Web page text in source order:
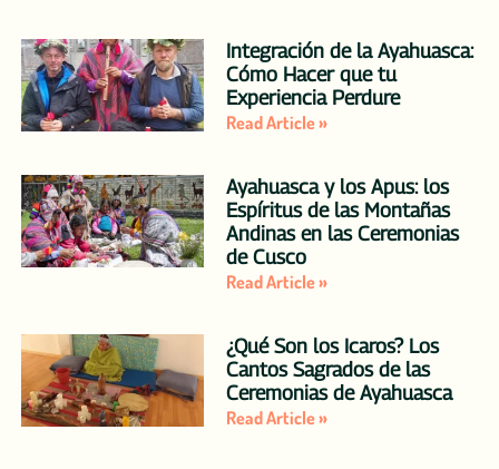
Integración de la Ayahuasca:
Cómo Hacer que tu
Experiencia Perdure
Read Article »
Ayahuasca y los Apus: los
Espíritus de las Montañas
Andinas en las Ceremonias
de Cusco
Read Article »
¿Qué Son los Icaros? Los
Cantos Sagrados de las
Ceremonias de Ayahuasca
Read Article »